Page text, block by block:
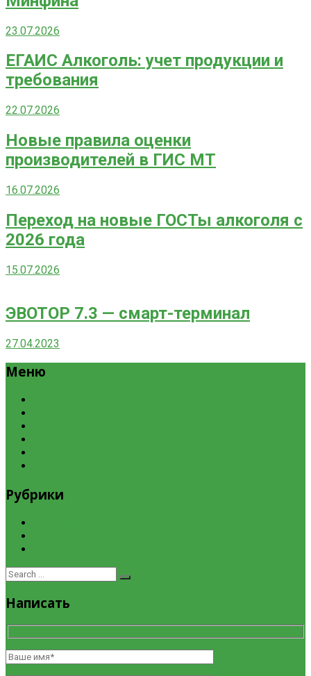
23.07.2026
ЕГАИС Алкоголь: учет продукции и
требования
22.07.2026
Новые правила оценки
производителей в ГИС МТ
16.07.2026
Переход на новые ГОСТы алкоголя с
2026 года
15.07.2026
ЭВОТОР 7.3 — смарт-терминал
27.04.2023
Меню
Рубрики
Search
for:
Search
Написать